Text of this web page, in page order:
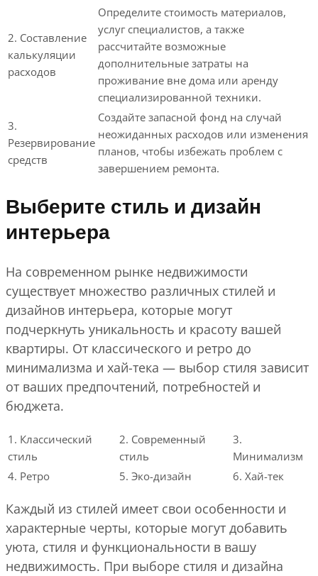
2. Составление
калькуляции
расходов
Определите стоимость материалов,
услуг специалистов, а также
рассчитайте возможные
дополнительные затраты на
проживание вне дома или аренду
специализированной техники.
3.
Резервирование
средств
Создайте запасной фонд на случай
неожиданных расходов или изменения
планов, чтобы избежать проблем с
завершением ремонта.
Выберите стиль и дизайн
интерьера
На современном рынке недвижимости
существует множество различных стилей и
дизайнов интерьера, которые могут
подчеркнуть уникальность и красоту вашей
квартиры. От классического и ретро до
минимализма и хай-тека — выбор стиля зависит
от ваших предпочтений, потребностей и
бюджета.
1. Классический
стиль
2. Современный
стиль
3.
Минимализм
4. Ретро
5. Эко-дизайн 6. Хай-тек
Каждый из стилей имеет свои особенности и
характерные черты, которые могут добавить
уюта, стиля и функциональности в вашу
недвижимость. При выборе стиля и дизайна